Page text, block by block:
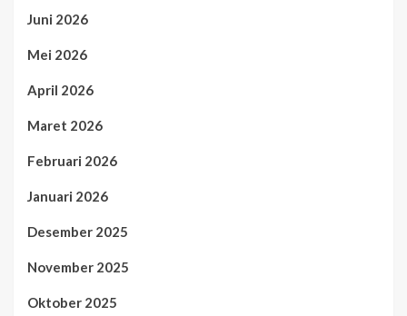
Juni 2026
Mei 2026
April 2026
Maret 2026
Februari 2026
Januari 2026
Desember 2025
November 2025
Oktober 2025